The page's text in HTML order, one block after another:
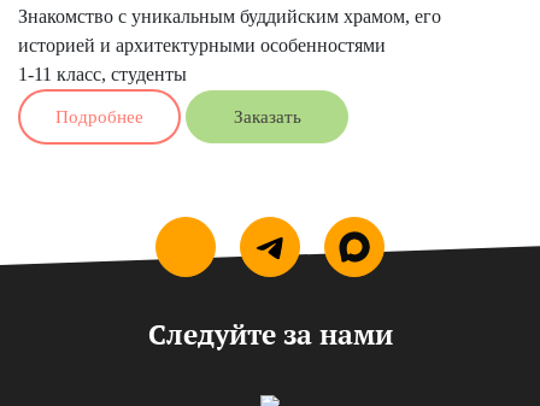
Знакомство с уникальным буддийским храмом, его
историей и архитектурными особенностями
1-11 класс, студенты
Подробнее Заказать
Следуйте за нами